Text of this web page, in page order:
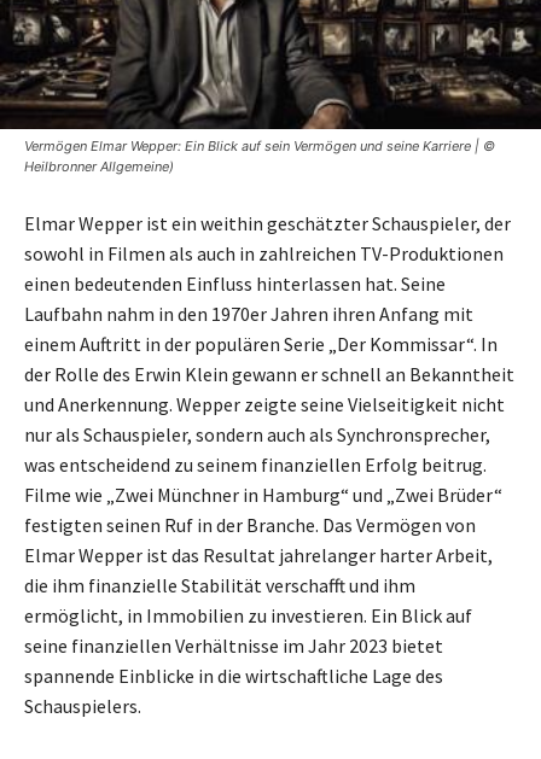
Vermögen Elmar Wepper: Ein Blick auf sein Vermögen und seine Karriere | ©
Heilbronner Allgemeine)
Elmar Wepper ist ein weithin geschätzter Schauspieler, der
sowohl in Filmen als auch in zahlreichen TV-Produktionen
einen bedeutenden Einfluss hinterlassen hat. Seine
Laufbahn nahm in den 1970er Jahren ihren Anfang mit
einem Auftritt in der populären Serie „Der Kommissar“. In
der Rolle des Erwin Klein gewann er schnell an Bekanntheit
und Anerkennung. Wepper zeigte seine Vielseitigkeit nicht
nur als Schauspieler, sondern auch als Synchronsprecher,
was entscheidend zu seinem finanziellen Erfolg beitrug.
Filme wie „Zwei Münchner in Hamburg“ und „Zwei Brüder“
festigten seinen Ruf in der Branche. Das Vermögen von
Elmar Wepper ist das Resultat jahrelanger harter Arbeit,
die ihm finanzielle Stabilität verschafft und ihm
ermöglicht, in Immobilien zu investieren. Ein Blick auf
seine finanziellen Verhältnisse im Jahr 2023 bietet
spannende Einblicke in die wirtschaftliche Lage des
Schauspielers.